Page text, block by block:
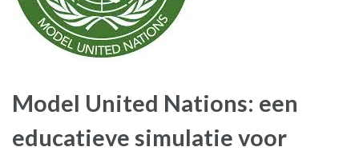
Model United Nations: een
educatieve simulatie voor